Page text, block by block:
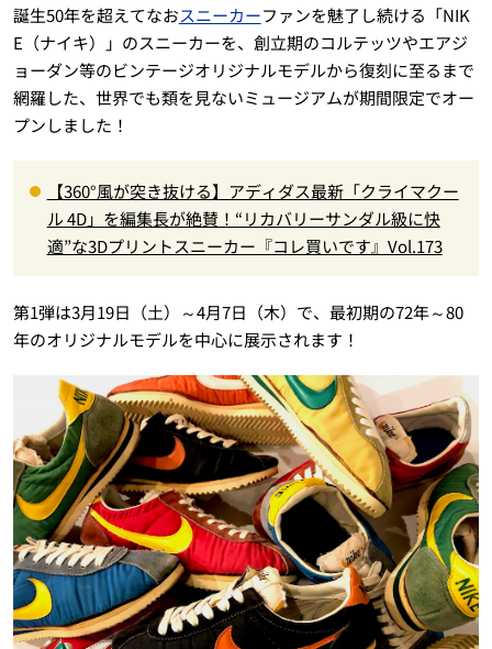
誕生50年を超えてなおスニーカーファンを魅了し続ける「NIK
E（ナイキ）」のスニーカーを、創立期のコルテッツやエアジ
ョーダン等のビンテージオリジナルモデルから復刻に至るまで
網羅した、世界でも類を見ないミュージアムが期間限定でオー
プンしました！
【360°風が突き抜ける】アディダス最新「クライマクー
ル 4D」を編集長が絶賛！“リカバリーサンダル級に快
適”な3Dプリントスニーカー『コレ買いです』Vol.173
第1弾は3月19日（土）～4月7日（木）で、最初期の72年～80
年のオリジナルモデルを中心に展示されます！